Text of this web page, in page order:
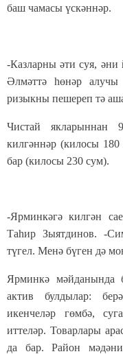
баш чамасы үскәннәр.
-Казларны әти суя,
Әлмәттә һөнәр
ризыкны пешереп тә
Чистай якларыннан
килгәннәр (килосы
бар (килосы 230 сум).
-Ярминкәгә килгән
Таһир Зыятдинов. -
түгел. Менә бүген дә
Ярминкә мәйданында
актив булдылар:
икенчеләр гөмбә,
иттеләр. Товарлары
да бар. Район